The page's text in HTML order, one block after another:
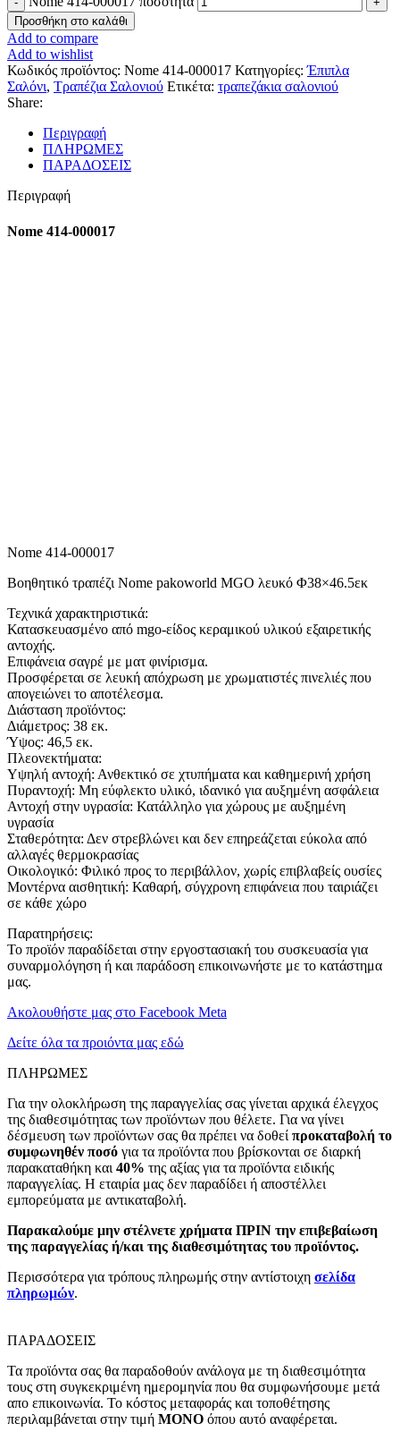
Προσθήκη στο καλάθι
Add to compare
Add to wishlist
Κωδικός προϊόντος: Nome 414-000017 Κατηγορίες: Έπιπλα
Σαλόνι, Τραπέζια Σαλονιού Ετικέτα: τραπεζάκια σαλονιού
Share:
Περιγραφή
ΠΛΗΡΩΜΕΣ
ΠΑΡΑΔΟΣΕΙΣ
Περιγραφή
Nome 414-000017
Nome 414-000017
Βοηθητικό τραπέζι Nome pakoworld MGO λευκό Φ38×46.5εκ
Τεχνικά χαρακτηριστικά:
Κατασκευασμένο από mgo-είδος κεραμικού υλικού εξαιρετικής
αντοχής.
Επιφάνεια σαγρέ με ματ φινίρισμα.
Προσφέρεται σε λευκή απόχρωση με χρωματιστές πινελιές που
απογειώνει το αποτέλεσμα.
Διάσταση προϊόντος:
Διάμετρος: 38 εκ.
Ύψος: 46,5 εκ.
Πλεονεκτήματα:
Υψηλή αντοχή: Ανθεκτικό σε χτυπήματα και καθημερινή χρήση
Πυραντοχή: Μη εύφλεκτο υλικό, ιδανικό για αυξημένη ασφάλεια
Αντοχή στην υγρασία: Κατάλληλο για χώρους με αυξημένη
υγρασία
Σταθερότητα: Δεν στρεβλώνει και δεν επηρεάζεται εύκολα από
αλλαγές θερμοκρασίας
Οικολογικό: Φιλικό προς το περιβάλλον, χωρίς επιβλαβείς ουσίες
Μοντέρνα αισθητική: Καθαρή, σύγχρονη επιφάνεια που ταιριάζει
σε κάθε χώρο
Παρατηρήσεις:
Το προϊόν παραδίδεται στην εργοστασιακή του συσκευασία για
συναρμολόγηση ή και παράδοση επικοινωνήστε με το κατάστημα
μας.
Ακολουθήστε μας στο Facebook Meta
Δείτε όλα τα προιόντα μας εδώ
ΠΛΗΡΩΜΕΣ
Για την ολοκλήρωση της παραγγελίας σας γίνεται αρχικά έλεγχος
της διαθεσιμότητας των προϊόντων που θέλετε. Για να γίνει
δέσμευση των προϊόντων σας θα πρέπει να δοθεί προκαταβολή το
συμφωνηθέν ποσό για τα προϊόντα που βρίσκονται σε διαρκή
παρακαταθήκη και 40% της αξίας για τα προϊόντα ειδικής
παραγγελίας. Η εταιρία μας δεν παραδίδει ή αποστέλλει
εμπορεύματα με αντικαταβολή.
Παρακαλούμε μην στέλνετε χρήματα ΠΡΙΝ την επιβεβαίωση
της παραγγελίας ή/και της διαθεσιμότητας του προϊόντος.
Περισσότερα για τρόπους πληρωμής στην αντίστοιχη σελίδα
πληρωμών.
ΠΑΡΑΔΟΣΕΙΣ
Τα προϊόντα σας θα παραδοθούν ανάλογα με τη διαθεσιμότητα
τους στη συγκεκριμένη ημερομηνία που θα συμφωνήσουμε μετά
απο επικοινωνία. Το κόστος μεταφοράς και τοποθέτησης
περιλαμβάνεται στην τιμή MONO όπου αυτό αναφέρεται.